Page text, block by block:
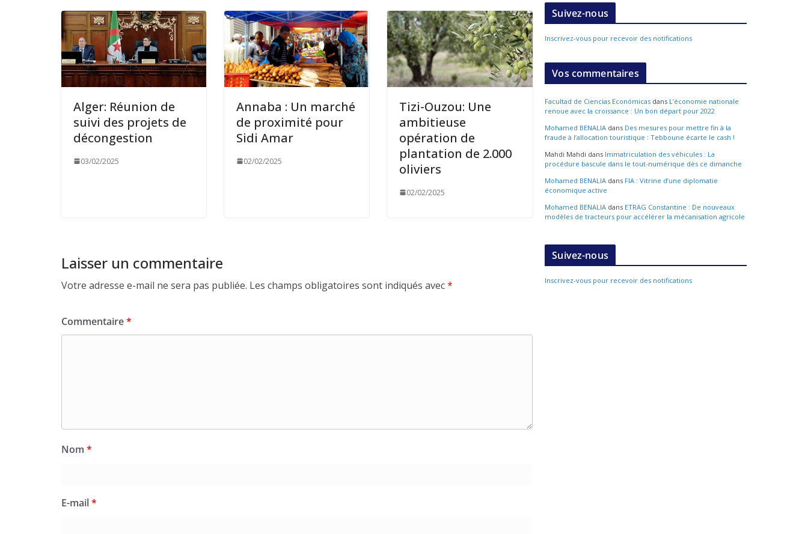
Alger: Réunion de
suivi des projets de
décongestion
03/02/2025
Annaba : Un marché
de proximité pour
Sidi Amar
02/02/2025
Tizi-Ouzou: Une
ambitieuse
opération de
plantation de 2.000
oliviers
02/02/2025
Laisser un commentaire
Votre adresse e-mail ne sera pas publiée. Les champs obligatoires sont indiqués avec*
Commentaire*
Nom *
E-mail*
Suivez-nous
Inscrivez-vous pour recevoir des notifications
Vos commentaires
Facultad de Ciencias Económicas dans L’économie nationale
renoue avec la croissance : Un bon départ pour 2022
Mohamed BENALIA dans Des mesures pour mettre fin à la
fraude à l’allocation touristique : Tebboune écarte le cash !
Mahdi Mahdi dans Immatriculation des véhicules : La
procédure bascule dans le tout-numérique dès ce dimanche
Mohamed BENALIA dans FIA : Vitrine d’une diplomatie
économique active
Mohamed BENALIA dans ETRAG Constantine : De nouveaux
modèles de tracteurs pour accélérer la mécanisation agricole
Suivez-nous
Inscrivez-vous pour recevoir des notifications